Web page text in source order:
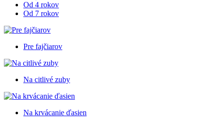
Od 4 rokov
Od 7 rokov
Pre fajčiarov
Na citlivé zuby
Na krvácanie ďasien